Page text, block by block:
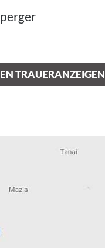
TRAUERANZEIGEN